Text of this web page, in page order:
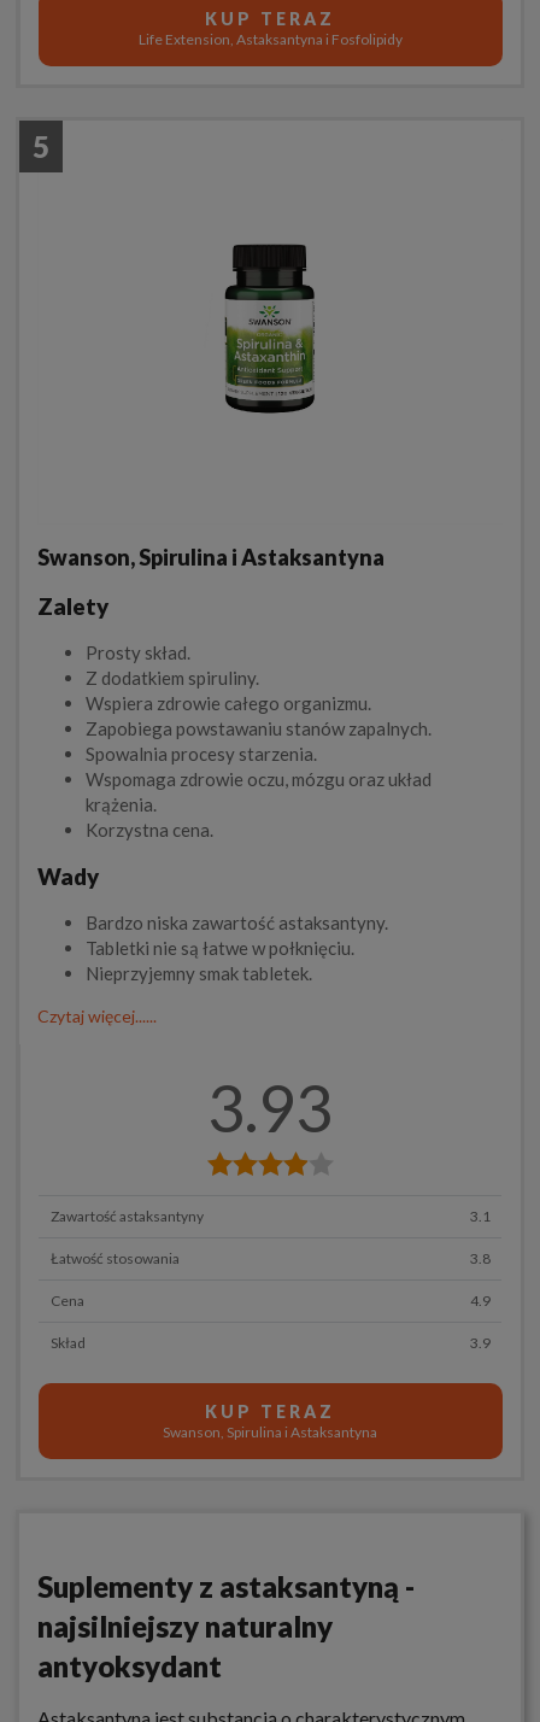
KUP TERAZ
Life Extension, Astaksantyna i Fosfolipidy
5
Swanson, Spirulina i Astaksantyna
Zalety
Prosty skład.
Z dodatkiem spiruliny.
Wspiera zdrowie całego organizmu.
Zapobiega powstawaniu stanów zapalnych.
Spowalnia procesy starzenia.
Wspomaga zdrowie oczu, mózgu oraz układ
krążenia.
Korzystna cena.
Wady
Bardzo niska zawartość astaksantyny.
Tabletki nie są łatwe w połknięciu.
Nieprzyjemny smak tabletek.
Czytaj więcej......
3.93
Zawartość astaksantyny 3.1
Łatwość stosowania 3.8
Cena 4.9
Skład 3.9
KUP TERAZ
Swanson, Spirulina i Astaksantyna
Suplementy z astaksantyną -
najsilniejszy naturalny
antyoksydant